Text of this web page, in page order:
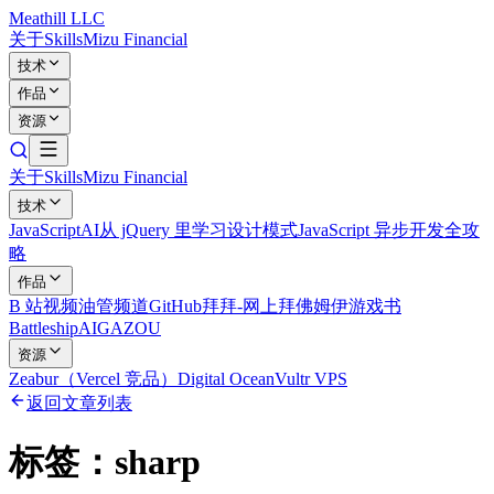
Meathill LLC
关于SkillsMizu Financial
技术
作品
资源
关于SkillsMizu Financial
技术
JavaScriptAI从 jQuery 里学习设计模式JavaScript 异步开发全攻
略
作品
B 站视频油管频道GitHub拜拜-网上拜佛姆伊游戏书
BattleshipAIGAZOU
资源
Zeabur（Vercel 竞品） Digital OceanVultr VPS
返回文章列表
标签： sharp